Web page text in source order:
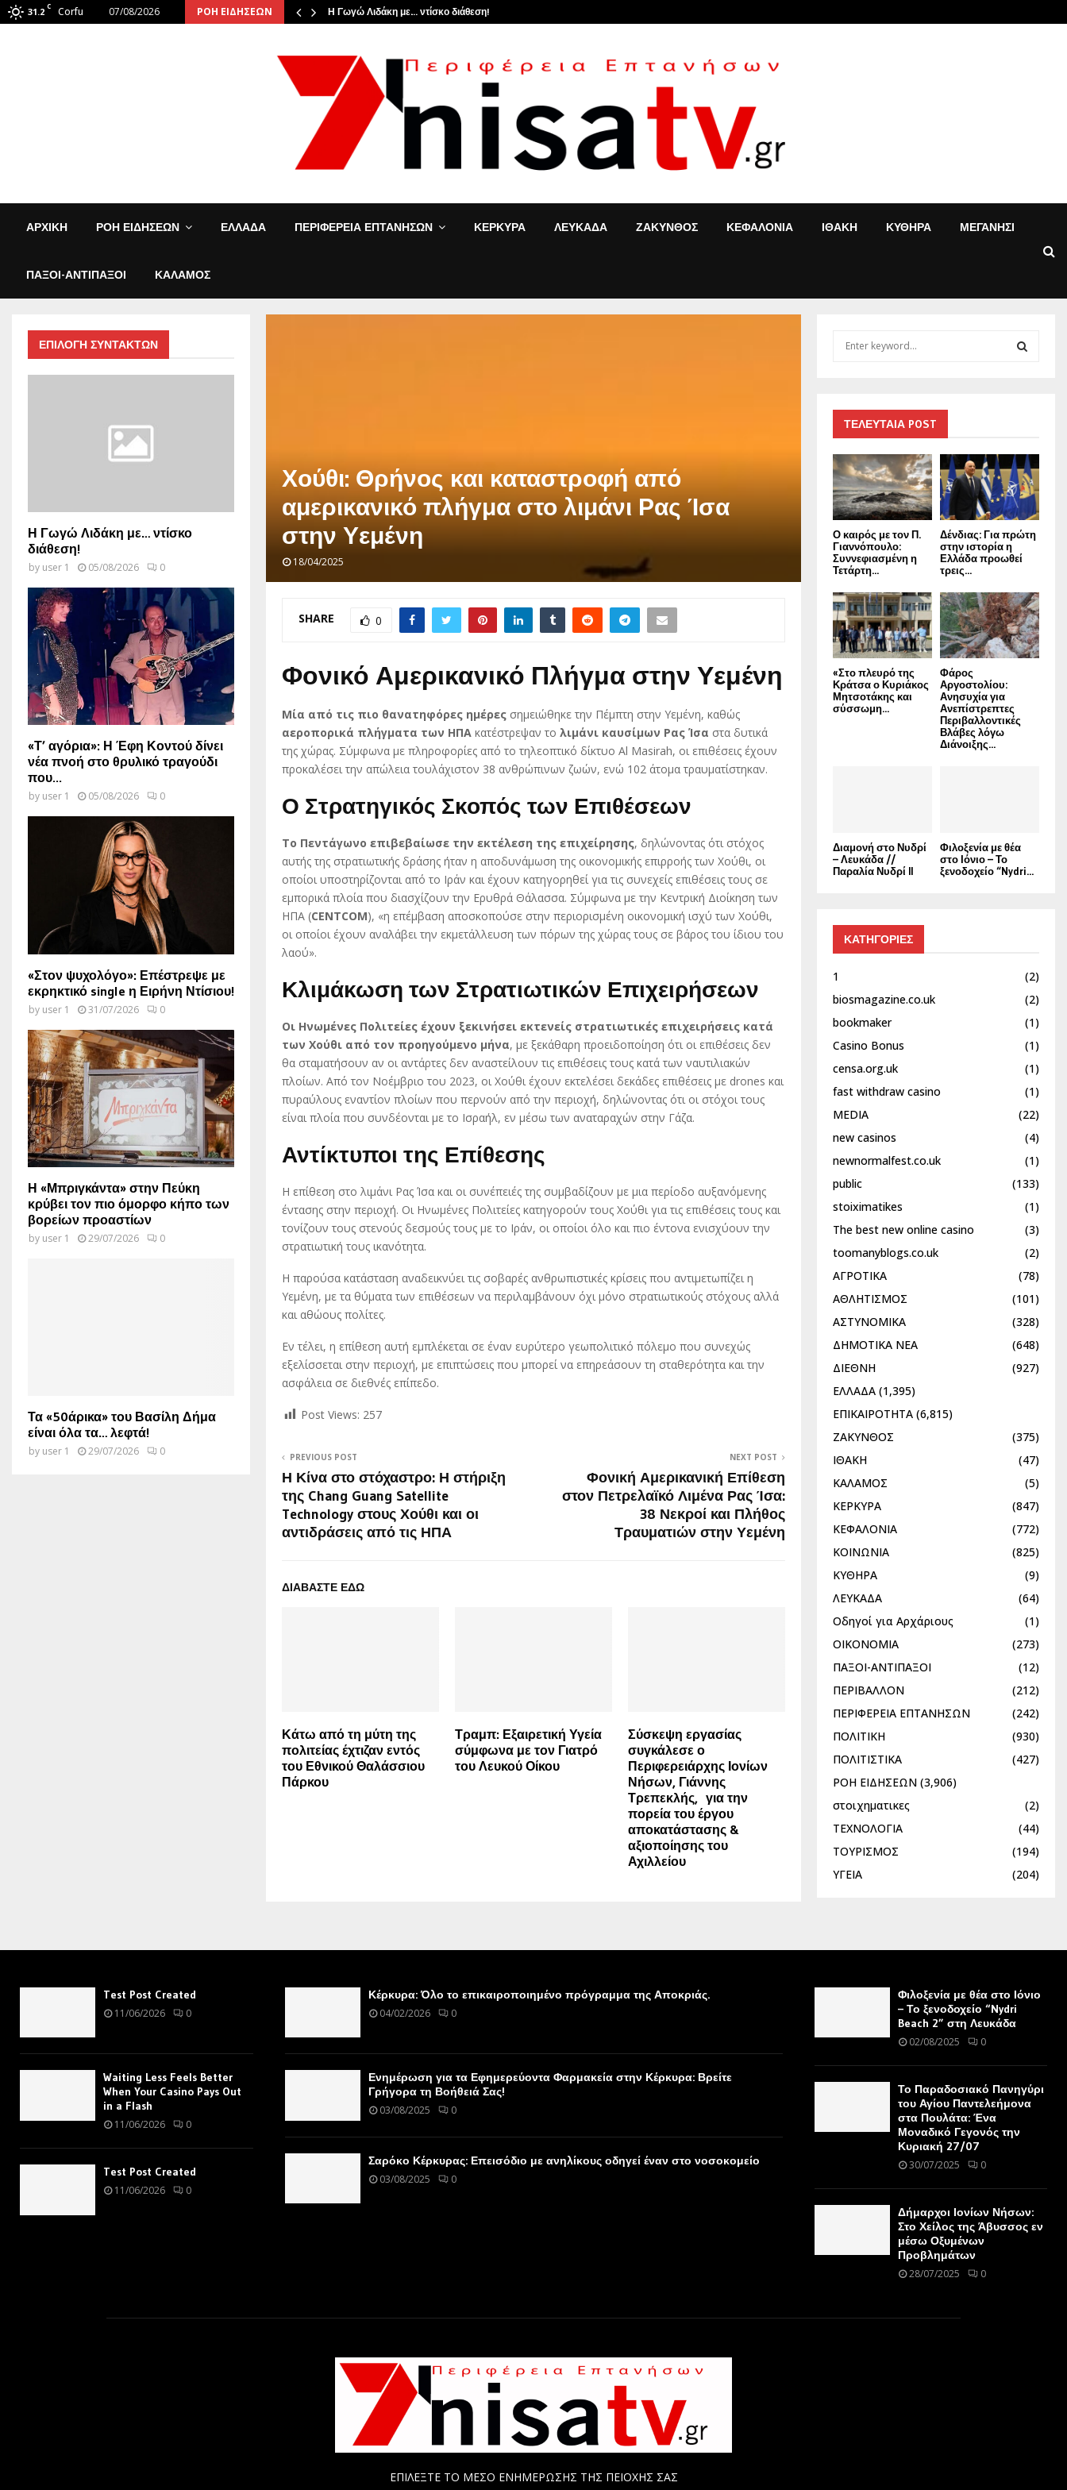
31.2 C Corfu 07/08/2026 ΡΟΗ ΕΙΔΗΣΕΩΝ
Οι φιναλίστ αναστάτωσαν την… Η Γωγώ Λιδάκη με… ντίσκο διάθεση!
ΑΡΧΙΚΗ ΡΟΗ ΕΙΔΗΣΕΩΝ ΕΛΛΑΔΑ ΠΕΡΙΦΕΡΕΙΑ ΕΠΤΑΝΗΣΩΝ ΚΕΡΚΥΡΑ ΛΕΥΚΑΔΑ ΖΑΚΥΝΘΟΣ ΚΕΦΑΛΟΝΙΑ ΙΘΑΚΗ ΚΥΘΗΡΑ ΜΕΓΑΝΗΣΙ
ΠΑΞΟΙ-ΑΝΤΙΠΑΞΟΙ ΚΑΛΑΜΟΣ
Χούθι: Θρήνος και καταστροφή από
αμερικανικό πλήγμα στο λιμάνι Ρας Ίσα
στην Υεμένη
18/04/2025
SHARE 0
Φονικό Αμερικανικό Πλήγμα στην Υεμένη
Μία από τις πιο θανατηφόρες ημέρες σημειώθηκε την Πέμπτη στην Υεμένη, καθώς
αεροπορικά πλήγματα των ΗΠΑ κατέστρεψαν το λιμάνι καυσίμων Ρας Ίσα στα δυτικά
της χώρας. Σύμφωνα με πληροφορίες από το τηλεοπτικό δίκτυο Al Masirah, οι επιθέσεις έχουν
προκαλέσει την απώλεια τουλάχιστον 38 ανθρώπινων ζωών, ενώ 102 άτομα τραυματίστηκαν.
Ο Στρατηγικός Σκοπός των Επιθέσεων
Το Πεντάγωνο επιβεβαίωσε την εκτέλεση της επιχείρησης, δηλώνοντας ότι στόχος
αυτής της στρατιωτικής δράσης ήταν η αποδυνάμωση της οικονομικής επιρροής των Χούθι, οι
οποίοι υποστηρίζονται από το Ιράν και έχουν κατηγορηθεί για τις συνεχείς επιθέσεις τους σε
εμπορικά πλοία που διασχίζουν την Ερυθρά Θάλασσα. Σύμφωνα με την Κεντρική Διοίκηση των
ΗΠΑ (CENTCOM), «η επέμβαση αποσκοπούσε στην περιορισμένη οικονομική ισχύ των Χούθι,
οι οποίοι έχουν αναλάβει την εκμετάλλευση των πόρων της χώρας τους σε βάρος του ίδιου του
λαού».
Κλιμάκωση των Στρατιωτικών Επιχειρήσεων
Οι Ηνωμένες Πολιτείες έχουν ξεκινήσει εκτενείς στρατιωτικές επιχειρήσεις κατά
των Χούθι από τον προηγούμενο μήνα, με ξεκάθαρη προειδοποίηση ότι οι επιθέσεις δεν
θα σταματήσουν αν οι αντάρτες δεν αναστείλουν τις επιθέσεις τους κατά των ναυτιλιακών
πλοίων. Από τον Νοέμβριο του 2023, οι Χούθι έχουν εκτελέσει δεκάδες επιθέσεις με drones και
πυραύλους εναντίον πλοίων που περνούν από την περιοχή, δηλώνοντας ότι οι στόχοι τους
είναι πλοία που συνδέονται με το Ισραήλ, εν μέσω των αναταραχών στην Γάζα.
Αντίκτυποι της Επίθεσης
Η επίθεση στο λιμάνι Ρας Ίσα και οι συνέπειές της συμβαδίζουν με μια περίοδο αυξανόμενης
έντασης στην περιοχή. Οι Ηνωμένες Πολιτείες κατηγορούν τους Χούθι για τις επιθέσεις τους και
τονίζουν τους στενούς δεσμούς τους με το Ιράν, οι οποίοι όλο και πιο έντονα ενισχύουν την
στρατιωτική τους ικανότητα.
Η παρούσα κατάσταση αναδεικνύει τις σοβαρές ανθρωπιστικές κρίσεις που αντιμετωπίζει η
Υεμένη, με τα θύματα των επιθέσεων να περιλαμβάνουν όχι μόνο στρατιωτικούς στόχους αλλά
και αθώους πολίτες.
Εν τέλει, η επίθεση αυτή εμπλέκεται σε έναν ευρύτερο γεωπολιτικό πόλεμο που συνεχώς
εξελίσσεται στην περιοχή, με επιπτώσεις που μπορεί να επηρεάσουν τη σταθερότητα και την
ασφάλεια σε διεθνές επίπεδο.
Post Views: 257
PREVIOUS POST
Η Κίνα στο στόχαστρο: Η στήριξη
της Chang Guang Satellite
Technology στους Χούθι και οι
αντιδράσεις από τις ΗΠΑ
NEXT POST
Φονική Αμερικανική Επίθεση
στον Πετρελαϊκό Λιμένα Ρας Ίσα:
38 Νεκροί και Πλήθος
Τραυματιών στην Υεμένη
ΔΙΑΒΑΣΤΕ ΕΔΩ
Κάτω από τη μύτη της
πολιτείας έχτιζαν εντός
του Εθνικού Θαλάσσιου
Πάρκου
Τραμπ: Εξαιρετική Υγεία
σύμφωνα με τον Γιατρό
του Λευκού Οίκου
Σύσκεψη εργασίας
συγκάλεσε ο
Περιφερειάρχης Ιονίων
Νήσων, Γιάννης
Τρεπεκλής, για την
πορεία του έργου
αποκατάστασης &
αξιοποίησης του
Αχιλλείου
ΕΠΙΛΟΓΗ ΣΥΝΤΑΚΤΩΝ
Η Γωγώ Λιδάκη με… ντίσκο
διάθεση!
by user 1 05/08/2026 0
«Τ’ αγόρια»: Η Έφη Κοντού δίνει
νέα πνοή στο θρυλικό τραγούδι
που...
by user 1 05/08/2026 0
«Στον ψυχολόγο»: Επέστρεψε με
εκρηκτικό single η Ειρήνη Ντίσιου!
by user 1 31/07/2026 0
Η «Μπριγκάντα» στην Πεύκη
κρύβει τον πιο όμορφο κήπο των
βορείων προαστίων
by user 1 29/07/2026 0
Τα «50άρικα» του Βασίλη Δήμα
είναι όλα τα… λεφτά!
by user 1 29/07/2026 0
f
o
r
:
R
C
H
ΤΕΛΕΥΤΑΙΑ POST
Ο καιρός με τον Π.
Γιαννόπουλο:
Συννεφιασμένη η
Τετάρτη...
Δένδιας: Για πρώτη
στην ιστορία η
Ελλάδα προωθεί
τρεις...
«Στο πλευρό της
Κράτσα ο Κυριάκος
Μητσοτάκης και
σύσσωμη...
Φάρος
Αργοστολίου:
Ανησυχία για
Ανεπίστρεπτες
Περιβαλλοντικές
Βλάβες λόγω
Διάνοιξης...
Διαμονή στο Νυδρί
– Λευκάδα //
Παραλία Νυδρί II
Φιλοξενία με θέα
στο Ιόνιο – Το
ξενοδοχείο “Nydri...
ΚΑΤΗΓΟΡΙΕΣ
1
(2)
biosmagazine.co.uk
(2)
bookmaker
(1)
Casino Bonus
(1)
censa.org.uk
(1)
fast withdraw casino
(1)
MEDIA
(22)
new casinos
(4)
newnormalfest.co.uk
(1)
public
(133)
stoiximatikes
(1)
The best new online casino
(3)
toomanyblogs.co.uk
(2)
ΑΓΡΟΤΙΚΑ
(78)
ΑΘΛΗΤΙΣΜΟΣ
(101)
ΑΣΤΥΝΟΜΙΚΑ
(328)
ΔΗΜΟΤΙΚΑ ΝΕΑ
(648)
ΔΙΕΘΝΗ
(927)
ΕΛΛΑΔΑ (1,395)
ΕΠΙΚΑΙΡΟΤΗΤΑ (6,815)
ΖΑΚΥΝΘΟΣ
(375)
ΙΘΑΚΗ
(47)
ΚΑΛΑΜΟΣ
(5)
ΚΕΡΚΥΡΑ
(847)
ΚΕΦΑΛΟΝΙΑ
(772)
ΚΟΙΝΩΝΙΑ
(825)
ΚΥΘΗΡΑ
(9)
ΛΕΥΚΑΔΑ
(64)
Οδηγοί για Αρχάριους
(1)
ΟΙΚΟΝΟΜΙΑ
(273)
ΠΑΞΟΙ-ΑΝΤΙΠΑΞΟΙ
(12)
ΠΕΡΙΒΑΛΛΟΝ
(212)
ΠΕΡΙΦΕΡΕΙΑ ΕΠΤΑΝΗΣΩΝ
(242)
ΠΟΛΙΤΙΚΗ
(930)
ΠΟΛΙΤΙΣΤΙΚΑ
(427)
ΡΟΗ ΕΙΔΗΣΕΩΝ (3,906)
στοιχηματικες
(2)
ΤΕΧΝΟΛΟΓΙΑ
(44)
ΤΟΥΡΙΣΜΟΣ
(194)
ΥΓΕΙΑ
(204)
Test Post Created
11/06/2026 0
Waiting Less Feels Better
When Your Casino Pays Out
in a Flash
11/06/2026 0
Test Post Created
11/06/2026 0
Κέρκυρα: Όλο το επικαιροποιημένο πρόγραμμα της Αποκριάς.
04/02/2026 0
Ενημέρωση για τα Εφημερεύοντα Φαρμακεία στην Κέρκυρα: Βρείτε
Γρήγορα τη Βοήθειά Σας!
03/08/2025 0
Σαρόκο Κέρκυρας: Επεισόδιο με ανηλίκους οδηγεί έναν στο νοσοκομείο
03/08/2025 0
Φιλοξενία με θέα στο Ιόνιο
– Το ξενοδοχείο “Nydri
Beach 2” στη Λευκάδα
02/08/2025 0
Το Παραδοσιακό Πανηγύρι
του Αγίου Παντελεήμονα
στα Πουλάτα: Ένα
Μοναδικό Γεγονός την
Κυριακή 27/07
30/07/2025 0
Δήμαρχοι Ιονίων Νήσων:
Στο Χείλος της Άβυσσος εν
μέσω Οξυμένων
Προβλημάτων
28/07/2025 0
ΕΠΙΛΕΞΤΕ ΤΟ ΜΕΣΟ ΕΝΗΜΕΡΩΣΗΣ ΤΗΣ ΠΕΙΟΧΗΣ ΣΑΣ